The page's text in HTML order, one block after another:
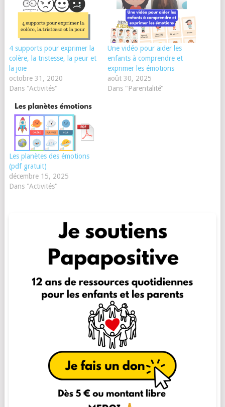
4 supports pour exprimer la
colère, la tristesse, la peur et
la joie
octobre 31, 2020
Dans "Activités"
Une vidéo pour aider les
enfants à comprendre et
exprimer les émotions
août 30, 2025
Dans "Parentalité"
Les planètes des émotions
(pdf gratuit)
décembre 15, 2025
Dans "Activités"